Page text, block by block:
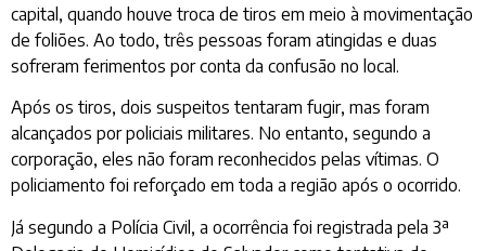
capital, quando houve troca de tiros em meio à movimentação
de foliões. Ao todo, três pessoas foram atingidas e duas
sofreram ferimentos por conta da confusão no local.
Após os tiros, dois suspeitos tentaram fugir, mas foram
alcançados por policiais militares. No entanto, segundo a
corporação, eles não foram reconhecidos pelas vítimas. O
policiamento foi reforçado em toda a região após o ocorrido.
Já segundo a Polícia Civil, a ocorrência foi registrada pela 3ª